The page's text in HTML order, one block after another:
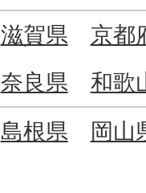
滋賀県
京都
奈良県 和歌
島根県
岡山